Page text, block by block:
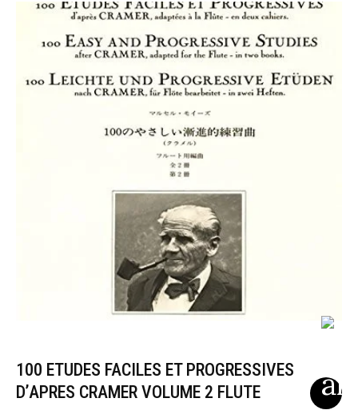
100 ETUDES FACILES ET PROGRESSIVES
D’APRES CRAMER VOLUME 2 FLUTE